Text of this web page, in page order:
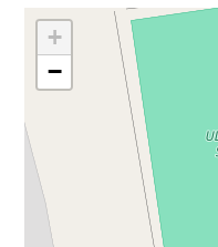
+
−